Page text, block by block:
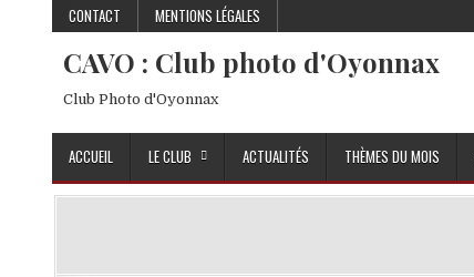
Skip to content
CONTACT MENTIONS LÉGALES
CAVO : Club photo d'Oyonnax
Club Photo d'Oyonnax
ACCUEIL LE CLUB ACTUALITÉS THÈMES DU MOIS